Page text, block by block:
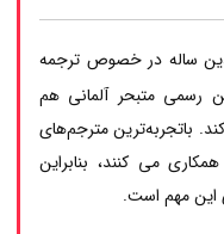
ساله در خصوص ترجمه
رسمی متبحر آلمانی هم
باتجربه‌ترین مترجم‌های
می کنند، بنابراین
این مهم است.